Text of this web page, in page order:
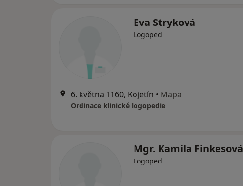
Eva Stryková
Logoped
6. května 1160, Kojetín • Mapa
Ordinace klinické logopedie
Mgr. Kamila Finkesová
Logoped